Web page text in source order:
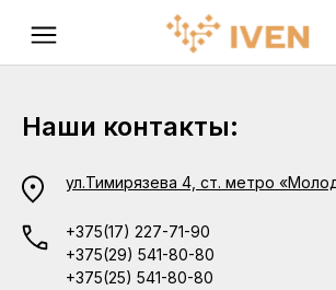
Наши контакты:
ул.Тимирязева 4, ст. метро
+375(17) 227-71-90
+375(29) 541-80-80
+375(25) 541-80-80